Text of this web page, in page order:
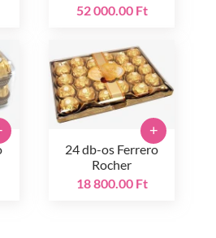
52 000.00 Ft
24 db-os Ferrero
Rocher
18 800.00 Ft
+